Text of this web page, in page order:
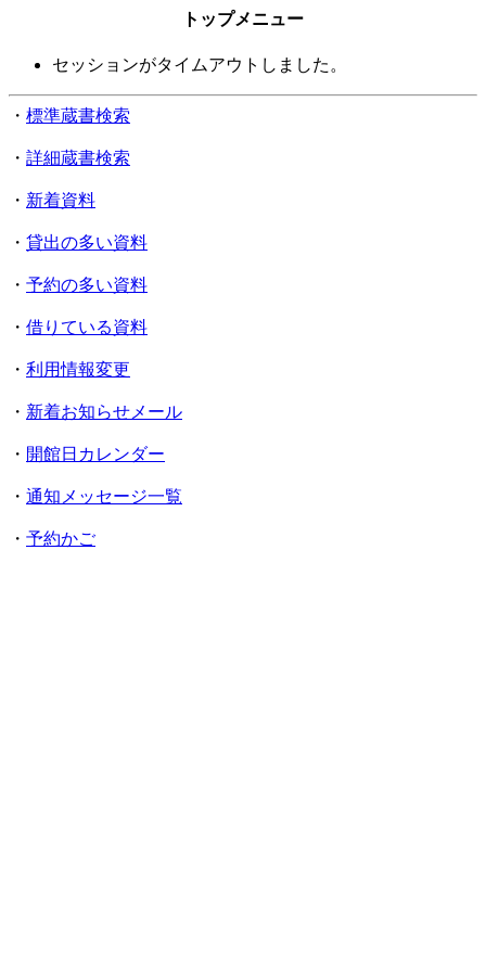
トップメニュー
セッションがタイムアウトしました。
・ 標準蔵書検索
・ 詳細蔵書検索
・ 新着資料
・ 貸出の多い資料
・ 予約の多い資料
・ 借りている資料
・ 利用情報変更
・ 新着お知らせメール
・ 開館日カレンダー
・ 通知メッセージ一覧
・ 予約かご